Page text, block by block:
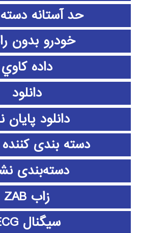
حد آستانه
خودرو بدون
داده كاوي
دانلود
دانلود پايان
دسته بندی
دسته‌بندی
زاب ZAB
سیگنال ECG